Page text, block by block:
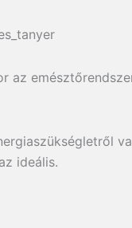
az
ideális.